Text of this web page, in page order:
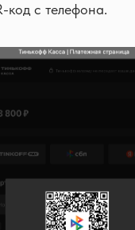
код с телефона.